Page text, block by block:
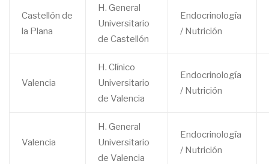
Castellón de
la Plana
H. General
Universitario
de Castellón
Endocrinología
/ Nutrición
Valencia
H. Clínico
Universitario
de Valencia
Endocrinología
/ Nutrición
Valencia
H. General
Universitario
de Valencia
Endocrinología
/ Nutrición